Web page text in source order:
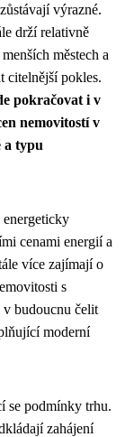
výrazné.
drží relativně
městech a
citelnější pokles.
pokračovat i v
nemovitostí v
a typu
energeticky
cenami energií a
více zajímají o
s
v budoucnu čelit
moderní
se podmínky trhu.
zahájení